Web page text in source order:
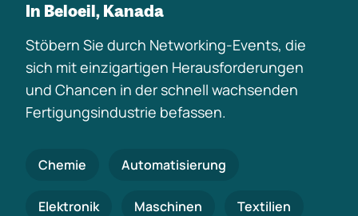
In Beloeil, Kanada
Stöbern Sie durch Networking-Events, die
sich mit einzigartigen Herausforderungen
und Chancen in der schnell wachsenden
Fertigungsindustrie befassen.
Chemie Automatisierung
Elektronik Maschinen Textilien